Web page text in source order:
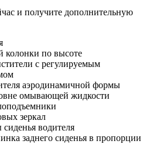
и получите дополнительную
колонки по высоте
с регулируемым
аэродинамичной формы
омывающей жидкости
зеркал
водителя
заднего сиденья в пропорции